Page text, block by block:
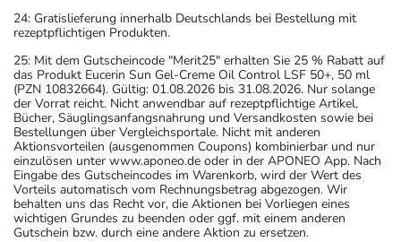
24: Gratislieferung innerhalb Deutschlands bei Bestellung mit
rezeptpflichtigen Produkten.
25: Mit dem Gutscheincode "Merit25" erhalten Sie 25 % Rabatt auf
das Produkt Eucerin Sun Gel-Creme Oil Control LSF 50+, 50 ml
(PZN 10832664). Gültig: 01.08.2026 bis 31.08.2026. Nur solange
der Vorrat reicht. Nicht anwendbar auf rezeptpflichtige Artikel,
Bücher, Säuglingsanfangsnahrung und Versandkosten sowie bei
Bestellungen über Vergleichsportale. Nicht mit anderen
Aktionsvorteilen (ausgenommen Coupons) kombinierbar und nur
einzulösen unter www.aponeo.de oder in der APONEO App. Nach
Eingabe des Gutscheincodes im Warenkorb, wird der Wert des
Vorteils automatisch vom Rechnungsbetrag abgezogen. Wir
behalten uns das Recht vor, die Aktionen bei Vorliegen eines
wichtigen Grundes zu beenden oder ggf. mit einem anderen
Gutschein bzw. durch eine andere Aktion zu ersetzen.